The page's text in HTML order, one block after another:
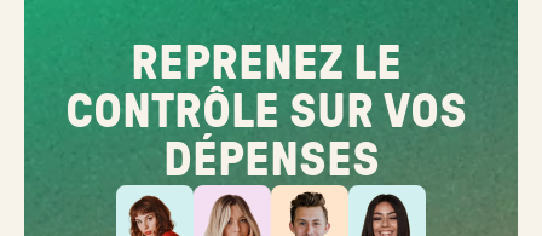
REPRENEZ LE
CONTRÔLE SUR VOS
DÉPENSES